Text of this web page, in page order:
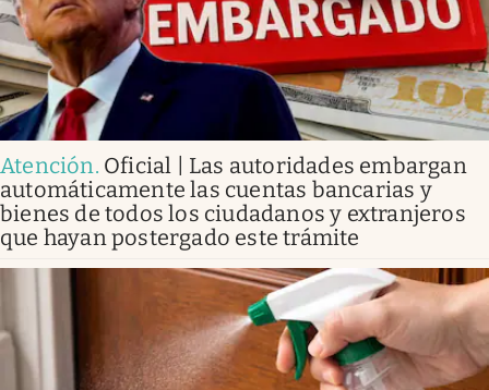
Atención. Oficial | Las autoridades embargan
automáticamente las cuentas bancarias y
bienes de todos los ciudadanos y extranjeros
que hayan postergado este trámite